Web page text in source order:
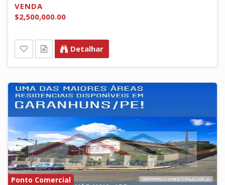
VENDA
$2,500,000.00
Detalhar
Ponto Comercial